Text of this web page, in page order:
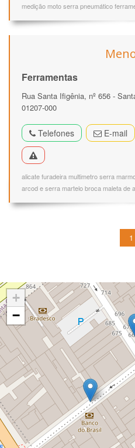
medição moto serra pneumático
Ferramentas
Rua Santa Ifigênia, nº 656 -
01207-000
Telefones E-mail
alicate furadeira multimetro serra
arcod e serra martelo broca maleta de
1
+
−